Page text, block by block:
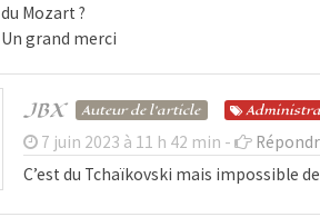
du Mozart ?
Un grand merci
JBX Auteur de l'article Admin
7 juin 2023 à 11 h 42 min -
C’est du Tchaïkovski mais impossible